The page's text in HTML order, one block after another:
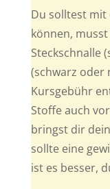
Du solltest mit
können,
Steckschnalle
(schwarz oder
Kursgebühr
Stoffe auch
bringst dir
sollte eine
ist es besser,